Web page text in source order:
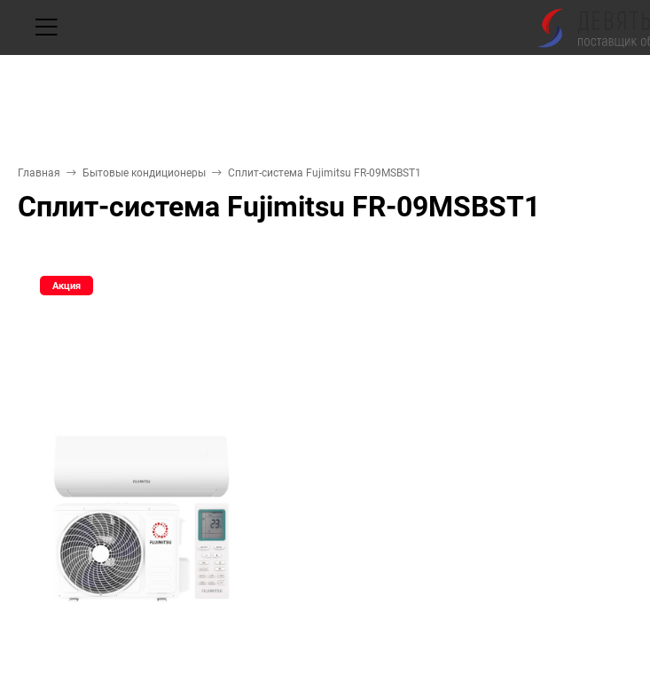
Главная Бытовые кондиционеры Сплит-система Fujimitsu FR-09MSBST1
Сплит-система Fujimitsu FR-09MSBST1
Акция